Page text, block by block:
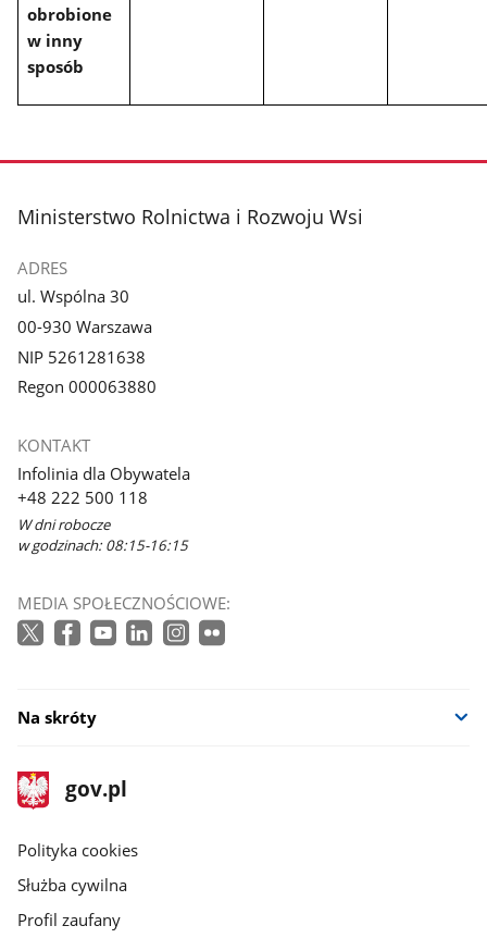
obrobione
w inny
sposób
stopka
Ministerstwo Rolnictwa i Rozwoju Wsi
ADRES
ul. Wspólna 30
00-930 Warszawa
NIP 5261281638
Regon 000063880
KONTAKT
Infolinia dla Obywatela
+48 222 500 118
W dni robocze
w godzinach: 08:15-16:15
MEDIA SPOŁECZNOŚCIOWE:
Na skróty
stopka
gov.pl
Strona
gov.pl
gov.pl
Polityka cookies
Służba cywilna
Profil zaufany